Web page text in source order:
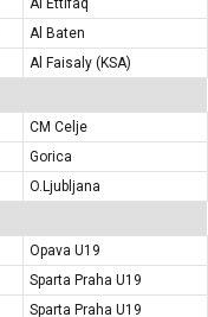
Al Baten
Al Faisaly (KSA)
CM Celje
Gorica
O.Ljubljana
Opava U19
Sparta Praha U19
Sparta Praha U19